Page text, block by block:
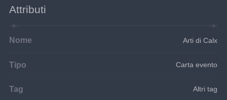
Attributi
Nome Arti di Calx
Tipo Carta evento
Tag Altri tag